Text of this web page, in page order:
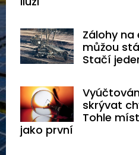
Zálohy na
můžou
Stačí
skrývat
Tohle
jako první